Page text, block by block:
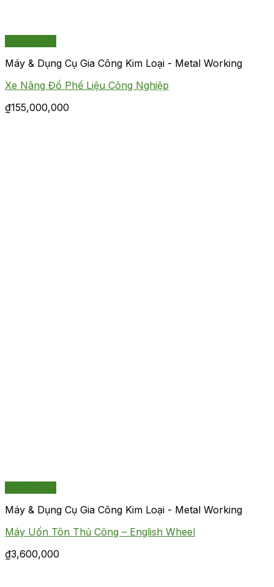
Máy & Dụng Cụ Gia Công Kim Loại - Metal Working
Xe Nâng Đổ Phế Liệu Công Nghiệp
₫155,000,000
Máy & Dụng Cụ Gia Công Kim Loại - Metal Working
Máy Uốn Tôn Thủ Công – English Wheel
₫3,600,000